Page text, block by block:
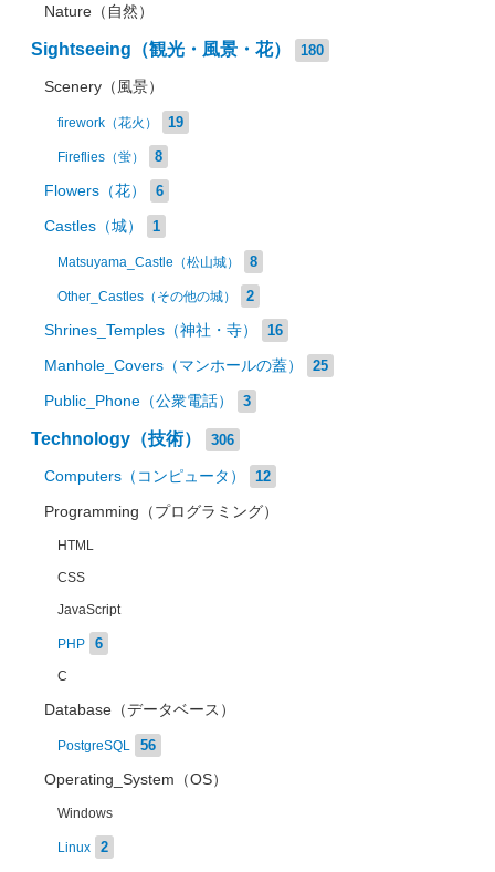
Nature（自然）
Sightseeing（観光・風景・花） 180
Scenery（風景）
firework（花火） 19
Fireflies（蛍） 8
Flowers（花） 6
Castles（城） 1
Matsuyama_Castle（松山城） 8
Other_Castles（その他の城） 2
Shrines_Temples（神社・寺） 16
Manhole_Covers（マンホールの蓋） 25
Public_Phone（公衆電話） 3
Technology（技術） 306
Computers（コンピュータ） 12
Programming（プログラミング）
HTML
CSS
JavaScript
PHP 6
C
Database（データベース）
PostgreSQL 56
Operating_System（OS）
Windows
Linux 2